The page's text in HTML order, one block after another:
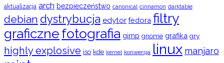
aktualizacja arch bezpieczeństwo canonical cinnamon darktable
debian dystrybucja edytor fedora filtry
graficznefotografia gimp gnome grafika gry
highly explosive iso kde kernel konwersja linux manjaro